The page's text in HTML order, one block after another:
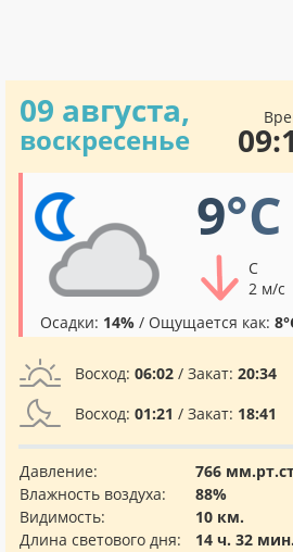
09 августа,
воскресенье
9°C
С
2 м/с
Осадки: 14% / Ощущается как:
Восход: 06:02 / Закат: 20:34
Восход: 01:21 / Закат: 18:41
Давление:
766
Влажность воздуха:
88%
Видимость:
10 км.
Длина светового дня:
14 ч. 32 мин.